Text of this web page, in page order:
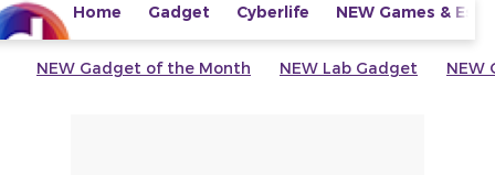
Home Gadget Cyberlife NEW Games &
NEW Gadget of the Month NEW Lab Gadget NEW